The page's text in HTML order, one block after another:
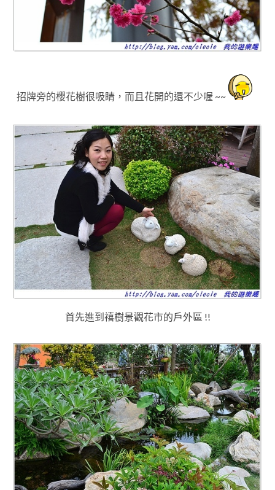
招牌旁的櫻花樹很吸睛，而且花開的還不少喔 ~~
首先進到禧樹景觀花市的戶外區 !!